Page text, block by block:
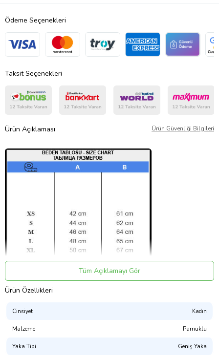
Ödeme Seçenekleri
Taksit Seçenekleri
Ürün Açıklaması Ürün Güvenliği Bilgileri
Tüm Açıklamayı Gör
Ürün Özellikleri
Cinsiyet Kadın
Malzeme Pamuklu
Yaka Tipi Geniş Yaka